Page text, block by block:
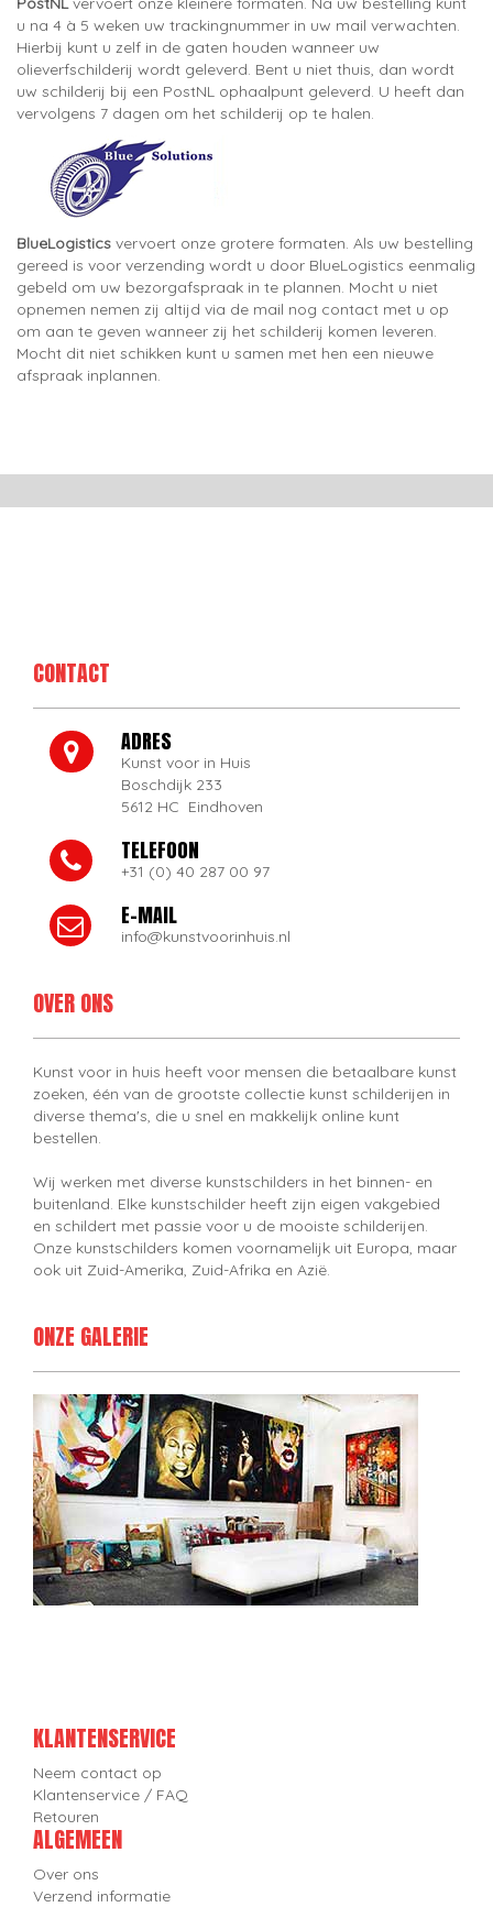
u na 4 à 5 weken uw trackingnummer in uw mail verwachten.
Hierbij kunt u zelf in de gaten houden wanneer uw
olieverfschilderij wordt geleverd. Bent u niet thuis, dan wordt
uw schilderij bij een PostNL ophaalpunt geleverd. U heeft dan
vervolgens 7 dagen om het schilderij op te halen.
BlueLogistics vervoert onze grotere formaten. Als uw bestelling
gereed is voor verzending wordt u door BlueLogistics eenmalig
gebeld om uw bezorgafspraak in te plannen. Mocht u niet
opnemen nemen zij altijd via de mail nog contact met u op
om aan te geven wanneer zij het schilderij komen leveren.
Mocht dit niet schikken kunt u samen met hen een nieuwe
afspraak inplannen.
CONTACT
ADRES
Kunst voor in Huis
Boschdijk 233
5612 HC Eindhoven
TELEFOON
+31 (0) 40 287 00 97
E-MAIL
info@kunstvoorinhuis.nl
OVER ONS
Kunst voor in huis heeft voor mensen die betaalbare kunst
zoeken, één van de grootste collectie kunst schilderijen in
diverse thema's, die u snel en makkelijk online kunt
bestellen.
Wij werken met diverse kunstschilders in het binnen- en
buitenland. Elke kunstschilder heeft zijn eigen vakgebied
en schildert met passie voor u de mooiste schilderijen.
Onze kunstschilders komen voornamelijk uit Europa, maar
ook uit Zuid-Amerika, Zuid-Afrika en Azië.
ONZE GALERIE
KLANTENSERVICE
Neem contact op
Klantenservice / FAQ
Retouren
ALGEMEEN
Over ons
Verzend informatie